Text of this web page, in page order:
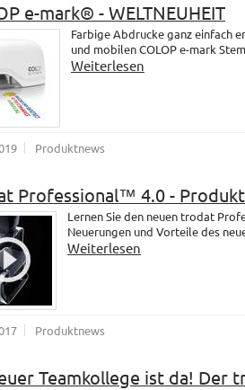
e-mark® - WELTNEUHEIT
Farbige Abdrucke ganz einfach
und mobilen COLOP e-mark
Weiterlesen
Produktnews
Professional™ 4.0 -
Lernen Sie den neuen trodat
Neuerungen und Vorteile des
Weiterlesen
Produktnews
Teamkollege ist da! Der